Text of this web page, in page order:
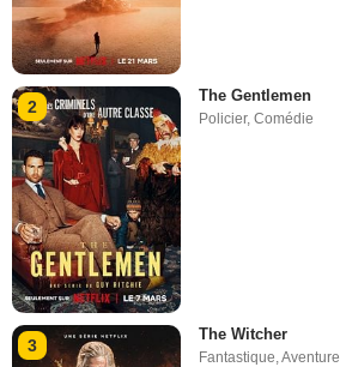
2
The Gentlemen
Policier,Comédie
3
The Witcher
Fantastique ,Aventure